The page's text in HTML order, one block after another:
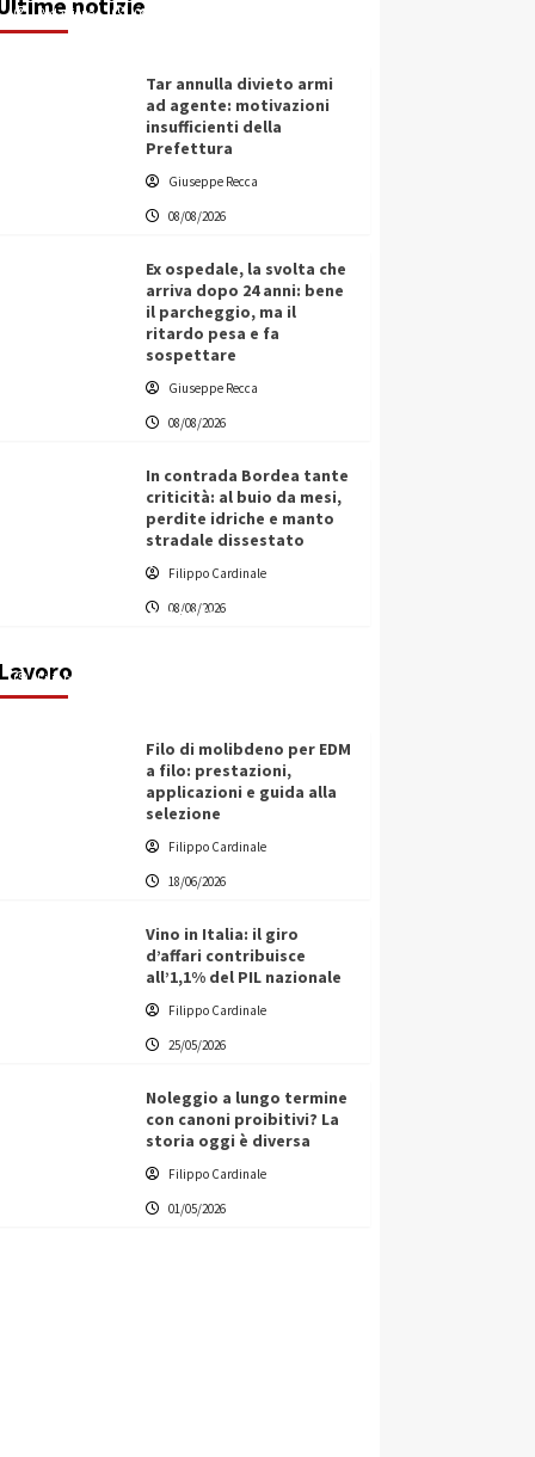
Redazione 08/08/2026
Tar annulla divieto armi
ad agente: motivazioni
insufficienti della
Prefettura
Giuseppe Recca
08/08/2026
Ex ospedale, la svolta che
arriva dopo 24 anni: bene
il parcheggio, ma il
ritardo pesa e fa
sospettare
Giuseppe Recca
08/08/2026
In contrada Bordea tante
criticità: al buio da mesi,
perdite idriche e manto
stradale dissestato
Filippo Cardinale
08/08/2026
Lavoro
L’ingegnere saccense Buscarnera
partner chiave di un progetto
transnazionale per la transizione
Filippo Cardinale
Filo di molibdeno per EDM
a filo: prestazioni,
applicazioni e guida alla
selezione
Filippo Cardinale
18/06/2026
Vino in Italia: il giro
d’affari contribuisce
all’1,1% del PIL nazionale
Filippo Cardinale
25/05/2026
Noleggio a lungo termine
con canoni proibitivi? La
storia oggi è diversa
Filippo Cardinale
01/05/2026